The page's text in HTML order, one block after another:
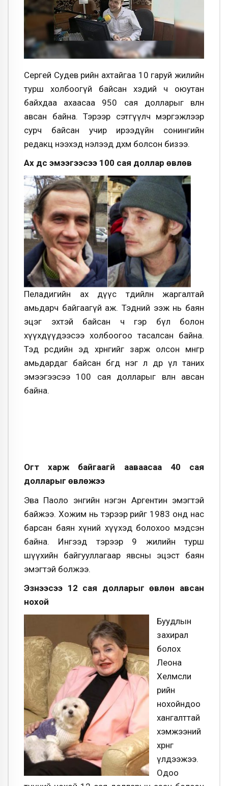
Сергей Судев өөрийн ахтайгаа 10 гаруй жилийн
турш холбоогүй байсан хэдий ч оюутан
байхдаа ахаасаа 950 сая долларыг өвлөн
авсан байна. Тэрээр сэтгүүлч мэргэжлээр
сурч байсан учир ирээдүйн сонингийн
редакц нээхэд нэлээд дөхөм болсон бизээ.
Ах дүүс эмээгээсээ 100 сая доллар өвлөв
Пеладигийн ах дүүс төдийлөн жаргалтай
амьдарч байгаагүй аж. Тэдний ээж нь баян
эцэг эхтэй байсан ч гэр бүл болон
хүүхдүүдээсээ холбоогоо тасалсан байна.
Тэд өөрсдийн эд хөрөнгийг зарж олсон мөнгөөрөө
амьдардаг байсан бөгөөд нэг л өдөр үл таних
эмээгээсээ 100 сая долларыг өвлөн авсан
байна.
Огт харж байгаагүй ааваасаа 40 сая
долларыг өвлөжээ
Эва Паоло энгийн нэгэн Аргентин эмэгтэй
байжээ. Хожим нь тэрээр өөрийгөө 1983 онд нас
барсан баян хүний хүүхэд болохоо мэдсэн
байна. Ингээд тэрээр 9 жилийн турш
шүүхийн байгууллагаар явсны эцэст баян
эмэгтэй болжээ.
Эзнээсээ 12 сая долларыг өвлөн авсан
нохой
Буудлын
захирал
болох
Леона
Хелмсли
өөрийн
нохойндоо
хангалттай
хэмжээний
хөрөнгө
үлдээжээ.
Одоо